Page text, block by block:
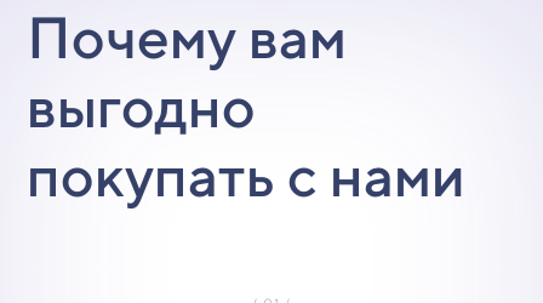
Почему вам
выгодно
покупать с нами